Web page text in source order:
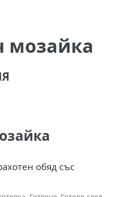
мозайка
обяд със